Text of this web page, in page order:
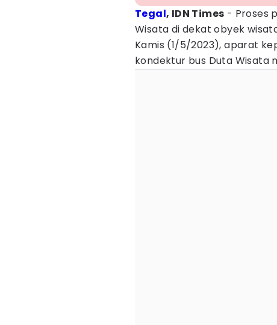
Tegal, IDN Times - Proses
Wisata di dekat obyek
Kamis (1/5/2023), aparat
kondektur bus Duta Wisata